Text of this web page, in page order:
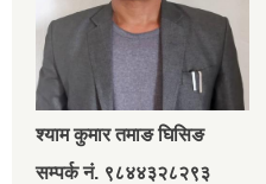
श्‍याम कुमार तमाङ घिसिङ
सम्पर्क नं. ९८४४३२८२९३